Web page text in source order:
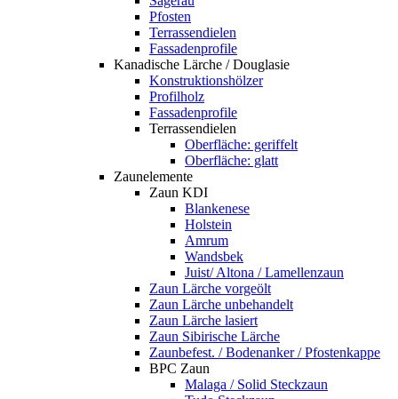
Pfosten
Terrassendielen
Fassadenprofile
Kanadische Lärche / Douglasie
Konstruktionshölzer
Profilholz
Fassadenprofile
Terrassendielen
Oberfläche: geriffelt
Oberfläche: glatt
Zaunelemente
Zaun KDI
Blankenese
Holstein
Amrum
Wandsbek
Juist/ Altona / Lamellenzaun
Zaun Lärche vorgeölt
Zaun Lärche unbehandelt
Zaun Lärche lasiert
Zaun Sibirische Lärche
Zaunbefest. / Bodenanker / Pfostenkappe
BPC Zaun
Malaga / Solid Steckzaun